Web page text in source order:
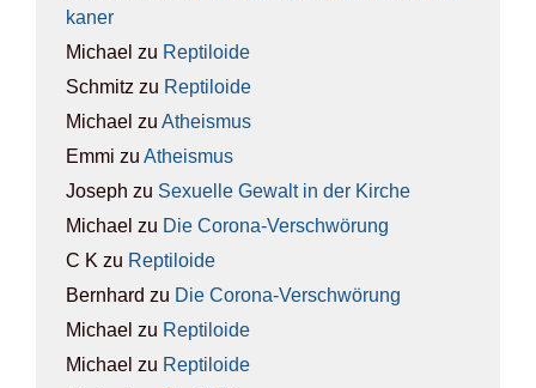
ka­ner
Michael zu Rep­ti­lo­ide
Schmitz zu Rep­ti­lo­ide
Michael zu Athe­is­mus
Emmi zu Athe­is­mus
Joseph zu Sexu­el­le Gewalt in der Kir­che
Michael zu Die Coro­na-Ver­schwö­rung
C K zu Rep­ti­lo­ide
Bernhard zu Die Coro­na-Ver­schwö­rung
Michael zu Rep­ti­lo­ide
Michael zu Rep­ti­lo­ide